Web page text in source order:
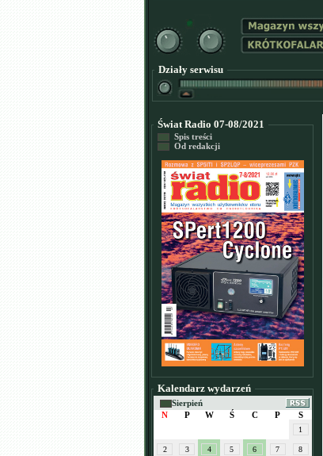
Działy serwisu
Świat Radio 07-08/2021
Spis treści
Od redakcji
Kalendarz wydarzeń
Sierpień
N
P W Ś C P S
1
2 3 4 5 6 7 8